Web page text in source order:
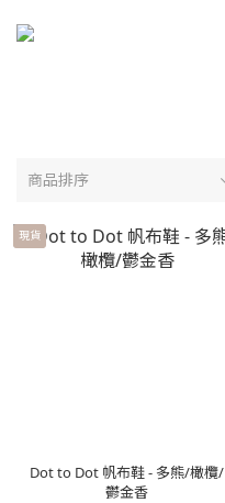
商品排序
現貨
Dot to Dot 帆布鞋 - 多熊/橄欖/
鬱金香